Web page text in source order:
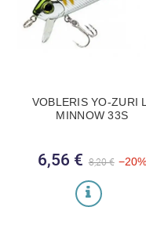
VOBLERIS YO-ZURI
MINNOW 33S
Bazinė kaina
8,20 € −20%
Kaina
6,56 €